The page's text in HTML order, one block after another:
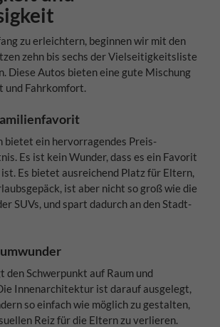
zu erleichtern, beginnen wir mit den
zehn bis sechs der Vielseitigkeitsliste
Diese Autos bieten eine gute Mischung
Fahrkomfort.
bietet ein hervorragendes Preis-
Es ist kein Wunder, dass es ein Favorit
Es bietet ausreichend Platz für Eltern,
ist aber nicht so groß wie die
SUVs, und spart dadurch an den Stadt-
den Schwerpunkt auf Raum und
Innenarchitektur ist darauf ausgelegt,
so einfach wie möglich zu gestalten,
Reiz für die Eltern zu verlieren.